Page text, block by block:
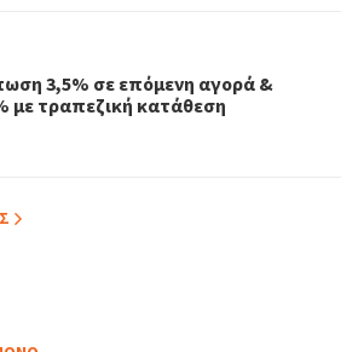
3,5% σε επόμενη αγορά &
με τραπεζική κατάθεση